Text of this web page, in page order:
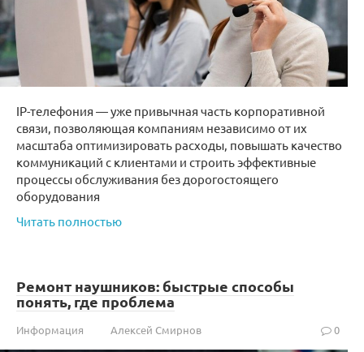
IP-телефония — уже привычная часть корпоративной
связи, позволяющая компаниям независимо от их
масштаба оптимизировать расходы, повышать качество
коммуникаций с клиентами и строить эффективные
процессы обслуживания без дорогостоящего
оборудования
Читать полностью
Ремонт наушников: быстрые способы
понять, где проблема
Информация Алексей Смирнов 0